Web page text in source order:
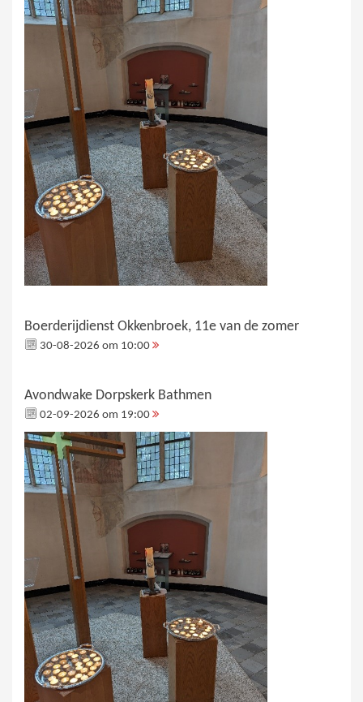
Boerderijdienst Okkenbroek, 11e van de zomer
30-08-2026 om 10:00
Avondwake Dorpskerk Bathmen
02-09-2026 om 19:00